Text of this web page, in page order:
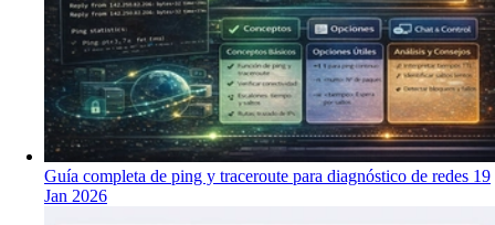
Guía completa de ping y traceroute para diagnóstico de redes 19
Jan 2026